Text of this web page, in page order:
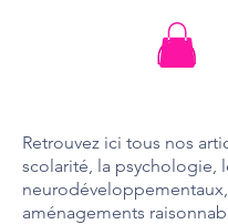
Retrouvez ici tous nos
scolarité, la psychologie,
aménagements